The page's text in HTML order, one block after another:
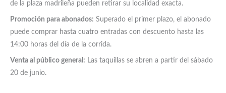
de la plaza madrileña pueden retirar su localidad exacta.
Promoción para abonados: Superado el primer plazo, el abonado
puede comprar hasta cuatro entradas con descuento hasta las
14:00 horas del día de la corrida.
Venta al público general: Las taquillas se abren a partir del sábado
20 de junio.